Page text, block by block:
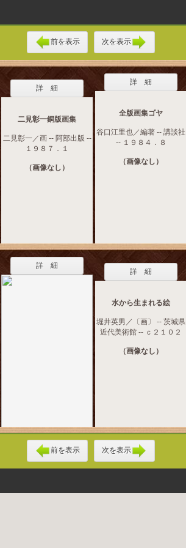
前を表示 次を表示
詳 細
二見彰一銅版画集
二見彰一／画 -- 阿部出版 --
１９８７．１
（画像なし）
詳 細
全版画集ゴヤ
谷口江里也／編著 -- 講談社
-- １９８４．８
（画像なし）
詳 細
詳 細
水から生まれる絵
堀井英男／〔画〕 -- 茨城県
近代美術館 -- ｃ２１０２
（画像なし）
前を表示 次を表示